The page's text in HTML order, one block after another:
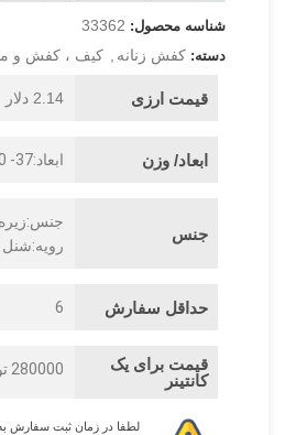
شناسه محصول: 33362
دسته: کفش زنانه , کیف ، کفش و
قیمت ارزی 2.14 دلار
ابعاد/ وزن ابعاد:37- 40
جنس
حداقل سفارش 6
قیمت برای یک
کانتینر
280000 تومان
لطفا در زمان ثبت سفارش